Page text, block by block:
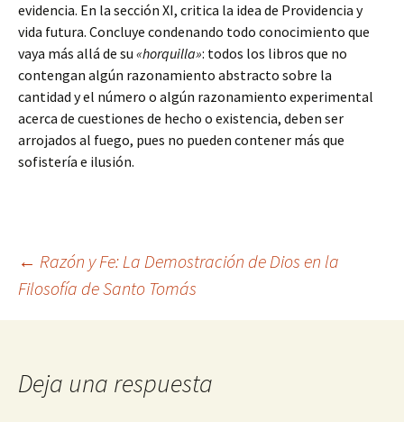
evidencia. En la sección XI, critica la idea de Providencia y
vida futura. Concluye condenando todo conocimiento que
vaya más allá de su «horquilla»: todos los libros que no
contengan algún razonamiento abstracto sobre la
cantidad y el número o algún razonamiento experimental
acerca de cuestiones de hecho o existencia, deben ser
arrojados al fuego, pues no pueden contener más que
sofistería e ilusión.
Navegación
de
entradas
← Razón y Fe: La Demostración de Dios en la
Filosofía de Santo Tomás
Deja una respuesta